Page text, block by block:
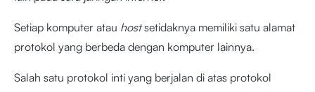
Setiap komputer atau hostsetidaknya memiliki satu alamat
protokol yang berbeda dengan komputer lainnya.
Salah satu protokol inti yang berjalan di atas protokol